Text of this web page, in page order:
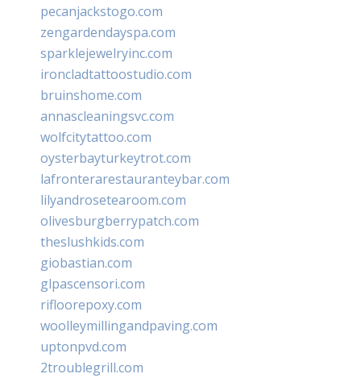
pecanjackstogo.com
zengardendayspa.com
sparklejewelryinc.com
ironcladtattoostudio.com
bruinshome.com
annascleaningsvc.com
wolfcitytattoo.com
oysterbayturkeytrot.com
lafronterarestauranteybar.com
lilyandrosetearoom.com
olivesburgberrypatch.com
theslushkids.com
giobastian.com
glpascensori.com
rifloorepoxy.com
woolleymillingandpaving.com
uptonpvd.com
2troublegrill.com